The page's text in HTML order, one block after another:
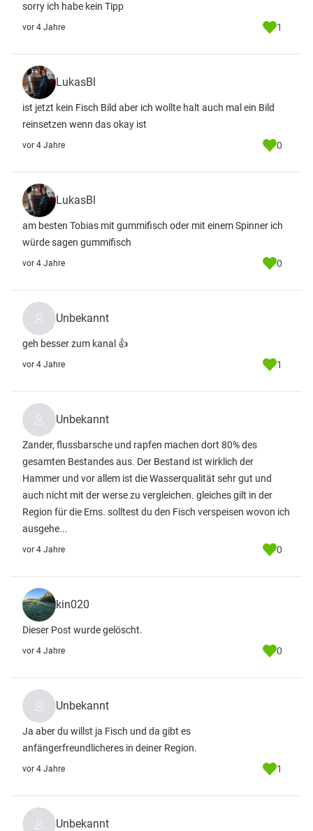
sorry ich habe kein Tipp
vor 4 Jahre 1
LukasBl
ist jetzt kein Fisch Bild aber ich wollte halt auch mal ein Bild
reinsetzen wenn das okay ist
vor 4 Jahre 0
LukasBl
am besten Tobias mit gummifisch oder mit einem Spinner ich
würde sagen gummifisch
vor 4 Jahre 0
Unbekannt
geh besser zum kanal 👍
vor 4 Jahre 1
Unbekannt
Zander, flussbarsche und rapfen machen dort 80% des
gesamten Bestandes aus. Der Bestand ist wirklich der
Hammer und vor allem ist die Wasserqualität sehr gut und
auch nicht mit der werse zu vergleichen. gleiches gilt in der
Region für die Ems. solltest du den Fisch verspeisen wovon ich
ausgehe...
vor 4 Jahre 0
kin020
Dieser Post wurde gelöscht.
vor 4 Jahre 0
Unbekannt
Ja aber du willst ja Fisch und da gibt es
anfängerfreundlicheres in deiner Region.
vor 4 Jahre 1
Unbekannt